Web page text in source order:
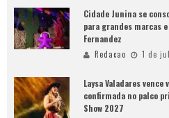
Cidade Junina se
para grandes marcas
Fernandez
Redacao 1 de
Laysa Valadares
confirmada no palco
Show 2027